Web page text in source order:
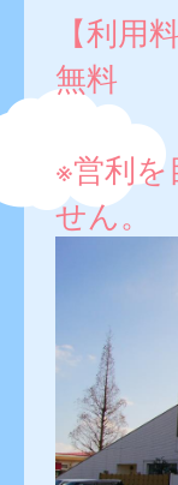
【利用料
無料
※営利
せん。